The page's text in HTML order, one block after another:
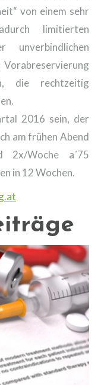
von einem sehr
limitierten
die rechtzeitig
2016 sein, der
am frühen Abend
2x/Woche a´75
in 12 Wochen.